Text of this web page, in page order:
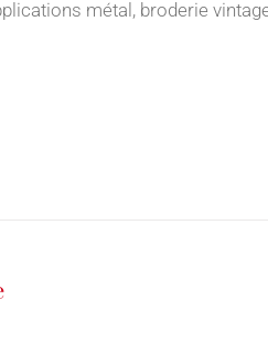
métal, broderie